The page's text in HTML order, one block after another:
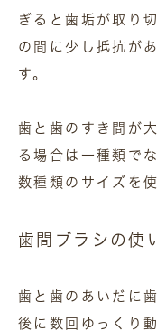
ぎると歯垢が取り
の間に少し抵抗が
す。
歯と歯のすき間が
る場合は一種類で
数種類のサイズを
歯間ブラシの使
歯と歯のあいだに
後に数回ゆっくり